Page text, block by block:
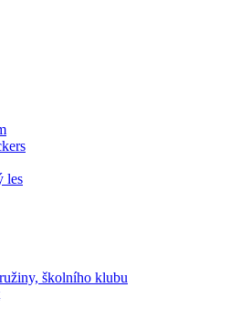
les
školního klubu